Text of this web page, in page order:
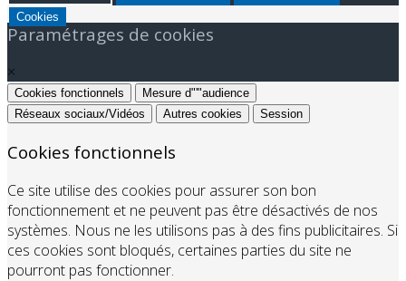
Cookies
Paramétrages de cookies
×
Cookies fonctionnels
Mesure d"'"audience
Réseaux sociaux/Vidéos
Autres cookies Session
Cookies fonctionnels
Ce site utilise des cookies pour assurer son bon
fonctionnement et ne peuvent pas être désactivés de nos
systèmes. Nous ne les utilisons pas à des fins publicitaires. Si
ces cookies sont bloqués, certaines parties du site ne
pourront pas fonctionner.